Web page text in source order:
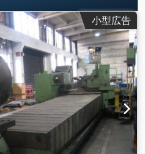
小型広告